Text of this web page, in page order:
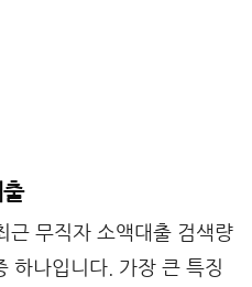
근 무직자 소액대출 검색량
하나입니다. 가장 큰 특징